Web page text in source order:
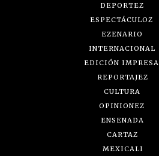
DEPORTEZ
ESPECTÁCULOZ
EZENARIO
INTERNACIONAL
EDICIÓN IMPRESA
REPORTAJEZ
CULTURA
OPINIONEZ
ENSENADA
CARTAZ
MEXICALI